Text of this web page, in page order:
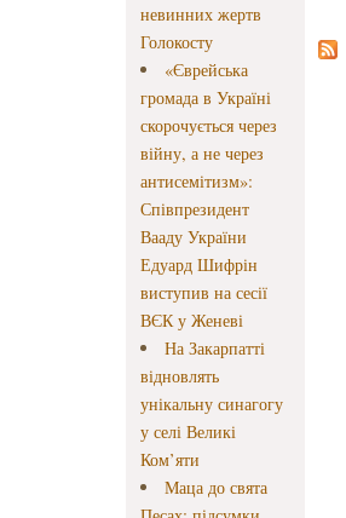
невинних жертв
Голокосту
«Єврейська
громада в Україні
скорочується через
війну, а не через
антисемітизм»:
Співпрезидент
Вааду України
Едуард Шифрін
виступив на сесії
ВЄК у Женеві
На Закарпатті
відновлять
унікальну синагогу
у селі Великі
Ком’яти
Маца до свята